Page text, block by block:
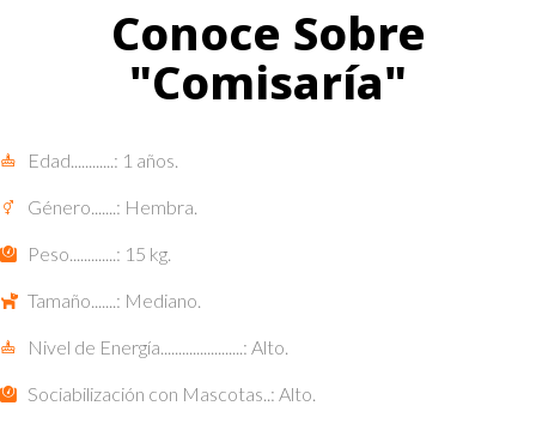
Conoce Sobre
"Comisaría"
Edad............: 1 años.
Género.......: Hembra.
Peso.............: 15 kg.
Tamaño.......: Mediano.
Nivel de Energía.......................: Alto.
Sociabilización con Mascotas..: Alto.